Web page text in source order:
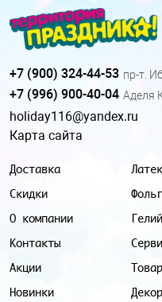
Доставка
Скидки
О компании
Контакты
Акции
Новинки
+7 (900) 324-44-53 пр-т.
+7 (996) 900-40-04 Аделя
holiday116@yandex.ru
Карта сайта